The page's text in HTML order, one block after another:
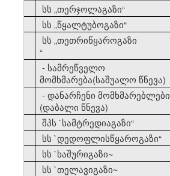
სს„თერჯოლაგაზი“
სს„წყალტუბოგაზი“
სს„თეთრიწყაროგაზი
“
- სამრეწველო
მომხმარება(საშუალო წნევა)
- დანარჩენი მომხმარებლები
(დაბალი წნევა)
შპს `სამტრედიაგაზი“
სს `დედოფლისწყაროგაზი“
სს `ხაშურიგაზი~
სს `თელავიგაზი~